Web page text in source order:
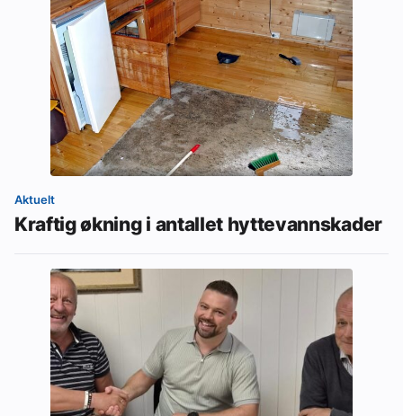
Aktuelt
Kraftig økning i antallet hyttevannskader